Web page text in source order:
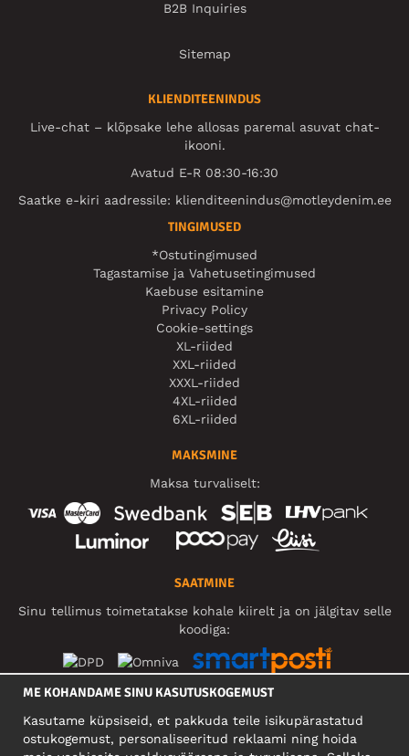
B2B Inquiries
Sitemap
KLIENDITEENINDUS
Live-chat – klõpsake lehe allosas paremal asuvat chat-
ikooni.
Avatud E-R 08:30-16:30
Saatke e-kiri aadressile: klienditeenindus@motleydenim.ee
TINGIMUSED
*Ostutingimused
Tagastamise ja Vahetusetingimused
Kaebuse esitamine
Privacy Policy
Cookie-settings
XL-riided
XXL-riided
XXXL-riided
4XL-riided
6XL-riided
MAKSMINE
Maksa turvaliselt:
SAATMINE
Sinu tellimus toimetatakse kohale kiirelt ja on jälgitav selle
koodiga:
ME KOHANDAME SINU KASUTUSKOGEMUST
Kasutame küpsiseid, et pakkuda teile isikupärastatud
ostukogemust, personaliseeritud reklaami ning hoida